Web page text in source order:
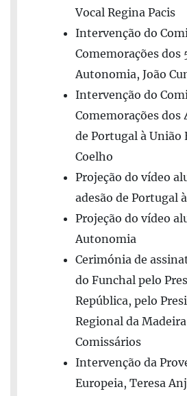
Vocal Regina Pacis
Intervenção do
Comemorações dos
Autonomia, João
Intervenção do
Comemorações dos
de Portugal à União
Coelho
Projeção do vídeo
adesão de Portugal à
Projeção do vídeo
Autonomia
Cerimónia de
do Funchal pelo
República, pelo
Regional da
Comissários
Intervenção da
Europeia, Teresa